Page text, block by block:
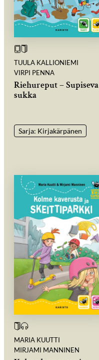
TUULA KALLIONIEMI
VIRPI PENNA
Riehureput – Supiseva
sukka
Sarja: Kirjakärpänen
MARIA KUUTTI
MIRJAMI MANNINEN